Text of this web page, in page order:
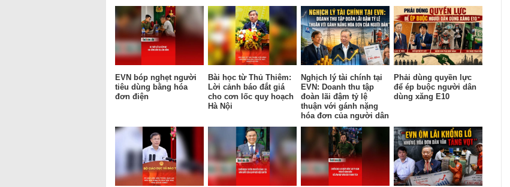
EVN bóp nghẹt người
tiêu dùng bằng hóa
đơn điện
Bài học từ Thủ Thiêm:
Lời cảnh báo đắt giá
cho cơn lốc quy hoạch
Hà Nội
Nghịch lý tài chính tại
EVN: Doanh thu tập
đoàn lãi đậm tỷ lệ
thuận với gánh nặng
hóa đơn của người dân
Phải dùng quyền lực
để ép buộc người dân
dùng xăng E10